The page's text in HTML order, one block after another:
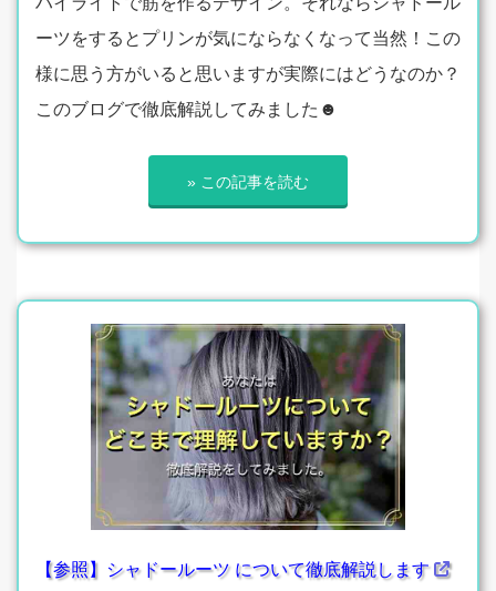
ーツをするとプリンが気にならなくなって当然！この
様に思う方がいると思いますが実際にはどうなのか？
このブログで徹底解説してみました☻
» この記事を読む
【参照】シャドールーツ について徹底解説します